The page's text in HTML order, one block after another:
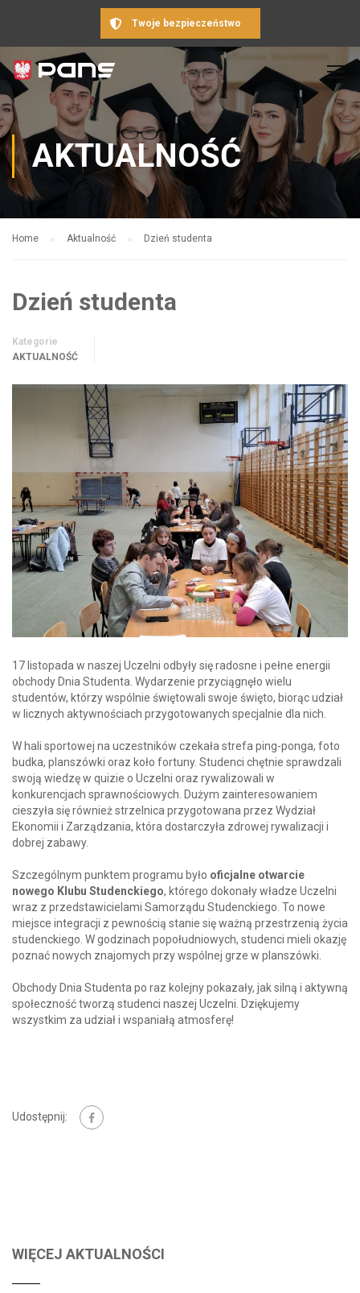
Twoje bezpieczeństwo
AKTUALNOŚĆ
Home Aktualność Dzień studenta
Dzień studenta
Kategorie
AKTUALNOŚĆ
17 listopada w naszej Uczelni odbyły się radosne i pełne energii
obchody Dnia Studenta. Wydarzenie przyciągnęło wielu
studentów, którzy wspólnie świętowali swoje święto, biorąc udział
w licznych aktywnościach przygotowanych specjalnie dla nich.
W hali sportowej na uczestników czekała strefa ping-ponga, foto
budka, planszówki oraz koło fortuny. Studenci chętnie sprawdzali
swoją wiedzę w quizie o Uczelni oraz rywalizowali w
konkurencjach sprawnościowych. Dużym zainteresowaniem
cieszyła się również strzelnica przygotowana przez Wydział
Ekonomii i Zarządzania, która dostarczyła zdrowej rywalizacji i
dobrej zabawy.
Szczególnym punktem programu było oficjalne otwarcie
nowego Klubu Studenckiego, którego dokonały władze Uczelni
wraz z przedstawicielami Samorządu Studenckiego. To nowe
miejsce integracji z pewnością stanie się ważną przestrzenią życia
studenckiego. W godzinach popołudniowych, studenci mieli okazję
poznać nowych znajomych przy wspólnej grze w planszówki.
Obchody Dnia Studenta po raz kolejny pokazały, jak silną i aktywną
społeczność tworzą studenci naszej Uczelni. Dziękujemy
wszystkim za udział i wspaniałą atmosferę!
Udostępnij:
WIĘCEJ AKTUALNOŚCI